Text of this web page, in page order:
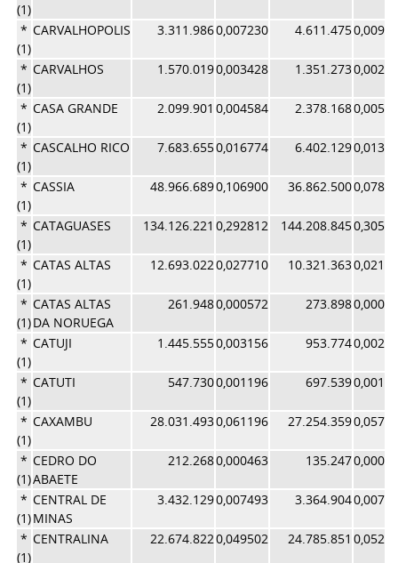
(1)
*
(1)
CARVALHOPOLIS 3.311.9860,007230 4.611.475
*
(1)
CARVALHOS 1.570.0190,003428 1.351.273
*
(1)
CASA GRANDE 2.099.901 0,004584 2.378.168
*
(1)
CASCALHO RICO 7.683.6550,016774 6.402.129
*
(1)
CASSIA 48.966.6890,106900 36.862.500
*
(1)
CATAGUASES 134.126.221 0,292812 144.208.845
*
(1)
CATAS ALTAS 12.693.0220,027710 10.321.363
*
(1)
CATAS ALTAS
DA NORUEGA
261.9480,000572 273.898
*
(1)
CATUJI 1.445.5550,003156 953.774
*
(1)
CATUTI 547.7300,001196 697.539
*
(1)
CAXAMBU 28.031.4930,061196 27.254.359
*
(1)
CEDRO DO
ABAETE
212.2680,000463 135.247
*
(1)
CENTRAL DE
MINAS
3.432.1290,007493 3.364.904
*
(1)
CENTRALINA 22.674.8220,049502 24.785.851